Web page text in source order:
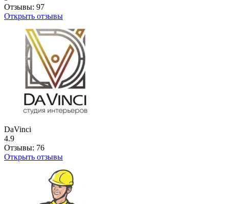
Отзывы: 97
Открыть отзывы
DaVinci
4.9
Отзывы: 76
Открыть отзывы